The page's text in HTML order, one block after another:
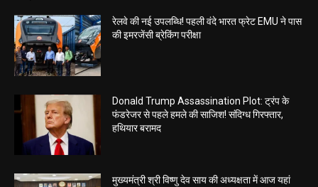
रेलवे की नई उपलब्धि! पहली वंदे भारत फ्रेट EMU ने पास
की इमरजेंसी ब्रेकिंग परीक्षा
Donald Trump Assassination Plot: ट्रंप के
फंडरेजर से पहले हमले की साजिश! संदिग्ध गिरफ्तार,
हथियार बरामद
मुख्यमंत्री श्री विष्णु देव साय की अध्यक्षता में आज यहां